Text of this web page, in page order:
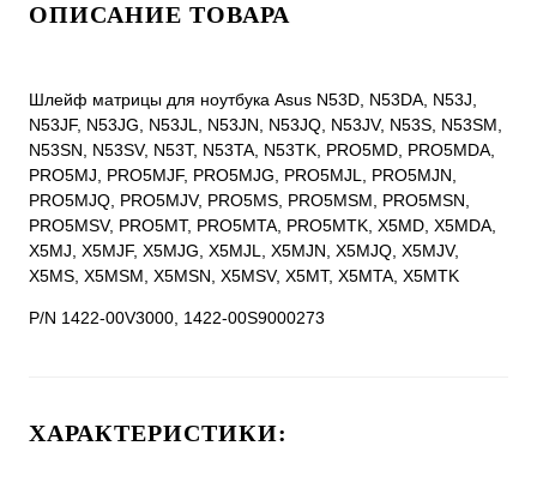
ОПИСАНИЕ ТОВАРА
Шлейф матрицы для ноутбука Asus N53D, N53DA, N53J,
N53JF, N53JG, N53JL, N53JN, N53JQ, N53JV, N53S, N53SM,
N53SN, N53SV, N53T, N53TA, N53TK, PRO5MD, PRO5MDA,
PRO5MJ, PRO5MJF, PRO5MJG, PRO5MJL, PRO5MJN,
PRO5MJQ, PRO5MJV, PRO5MS, PRO5MSM, PRO5MSN,
PRO5MSV, PRO5MT, PRO5MTA, PRO5MTK, X5MD, X5MDA,
X5MJ, X5MJF, X5MJG, X5MJL, X5MJN, X5MJQ, X5MJV,
X5MS, X5MSM, X5MSN, X5MSV, X5MT, X5MTA, X5MTK
P/N 1422-00V3000, 1422-00S9000273
ХАРАКТЕРИСТИКИ: